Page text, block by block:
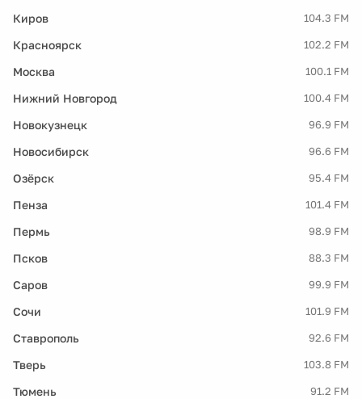
Киров 104.3 FM
Красноярск 102.2 FM
Москва 100.1 FM
Нижний Новгород 100.4 FM
Новокузнецк 96.9 FM
Новосибирск 96.6 FM
Озёрск 95.4 FM
Пенза 101.4 FM
Пермь 98.9 FM
Псков 88.3 FM
Саров 99.9 FM
Сочи 101.9 FM
Ставрополь 92.6 FM
Тверь 103.8 FM
Тюмень 91.2 FM